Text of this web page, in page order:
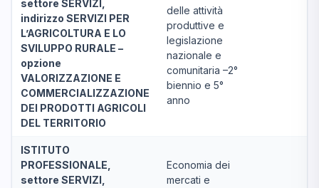
settore SERVIZI,
indirizzo SERVIZI PER
L’AGRICOLTURA E LO
SVILUPPO RURALE –
opzione
VALORIZZAZIONE E
COMMERCIALIZZAZIONE
DEI PRODOTTI AGRICOLI
DEL TERRITORIO
delle attività
produttive e
legislazione
nazionale e
comunitaria –2°
biennio e 5°
anno
ISTITUTO
PROFESSIONALE,
settore SERVIZI,
Economia dei
mercati e